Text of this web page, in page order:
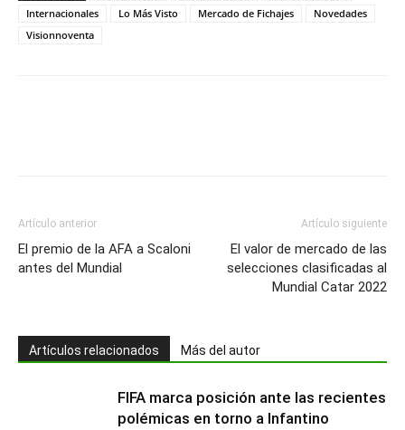
Internacionales
Lo Más Visto Mercado de Fichajes
Novedades
Visionnoventa
Artículo anterior
El premio de la AFA a Scaloni
antes del Mundial
Artículo siguiente
El valor de mercado de las
selecciones clasificadas al
Mundial Catar 2022
Artículos relacionados Más del autor
FIFA marca posición ante las recientes
polémicas en torno a Infantino